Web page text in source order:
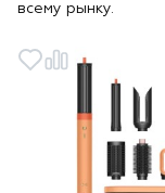
всему рынку.